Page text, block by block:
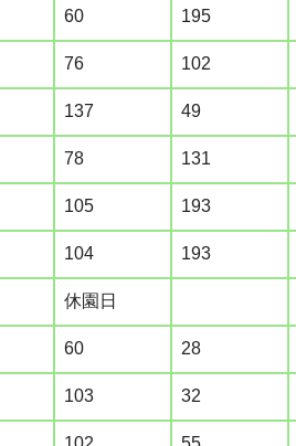
60 195
76 102
137 49
78 131
105 193
104 193
休園日
60 28
103 32